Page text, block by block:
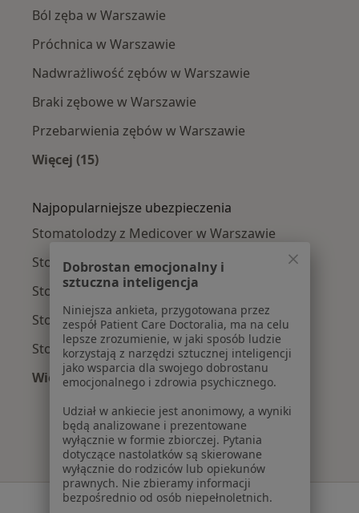
Ból zęba w Warszawie
Próchnica w Warszawie
Nadwrażliwość zębów w Warszawie
Braki zębowe w Warszawie
Przebarwienia zębów w Warszawie
Więcej (15)
Najpopularniejsze ubezpieczenia
Stomatolodzy z Medicover w Warszawie
Stomatolodzy z Allianz w Warszawie
Stomatolodzy z INTER Polska w Warszawie
Stomatolodzy z Signal Iduna w Warszawie
Stomatolodzy z Compensa w Warszawie
Więcej (9)
Serwis
Dobrostan emocjonalny i
sztuczna inteligencja
Niniejsza ankieta, przygotowana przez
zespół Patient Care Doctoralia, ma na celu
lepsze zrozumienie, w jaki sposób ludzie
korzystają z narzędzi sztucznej inteligencji
jako wsparcia dla swojego dobrostanu
emocjonalnego i zdrowia psychicznego.
Udział w ankiecie jest anonimowy, a wyniki
będą analizowane i prezentowane
wyłącznie w formie zbiorczej. Pytania
dotyczące nastolatków są skierowane
wyłącznie do rodziców lub opiekunów
prawnych. Nie zbieramy informacji
bezpośrednio od osób niepełnoletnich.